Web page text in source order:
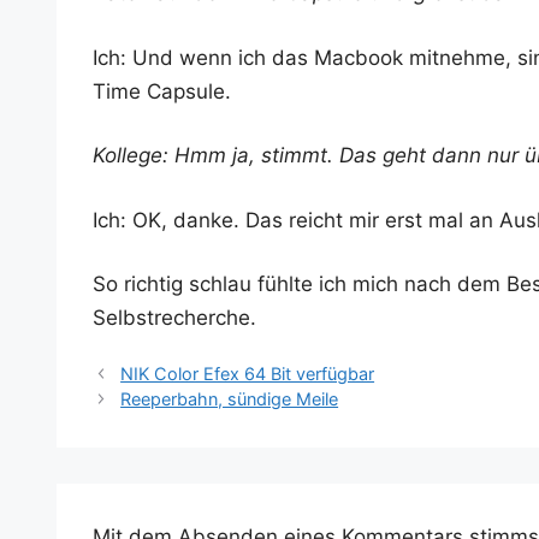
Ich: Und wenn ich das Mac­book mit­neh­me,
Time Capsule.
Kol­le­ge: Hmm ja, stimmt. Das geht dann nur
Ich: OK, dan­ke. Das reicht mir erst mal an
So rich­tig schlau fühl­te ich mich nach dem
Selbstrecherche.
NIK Color Efex 64 Bit verfügbar
Reeperbahn, sündige Meile